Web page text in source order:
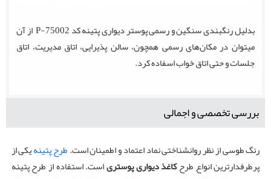
بدلیل رنگبندی سنگین و رسمی پوستر دیواری پتینه کد P-75002 از آن
میتوان در مکان‌های رسمی همچون، سالن پذیرایی، اتاق مدیریت، اتاق
جلسات و حتی اتاق خواب اسفاده کرد.
بررسی تخصصی و اجمالی
رنگ طوسی از نظر روانشناختی نماد اعتماد و اطمینان است.طرح پتینهیکی از
پرطرفدارترین انواع طرحکاغذ دیواری پوستریاست. استفاده از طرح پتینه